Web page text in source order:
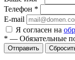
Телефон *
E-mail
Я согласен на
* — Обязательные